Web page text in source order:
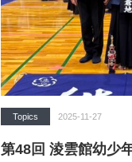
Topics 2025-11-27
第48回 淩雲館幼少